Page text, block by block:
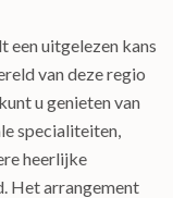
een uitgelezen kans
van deze regio
u genieten van
specialiteiten,
heerlijke
Het arrangement